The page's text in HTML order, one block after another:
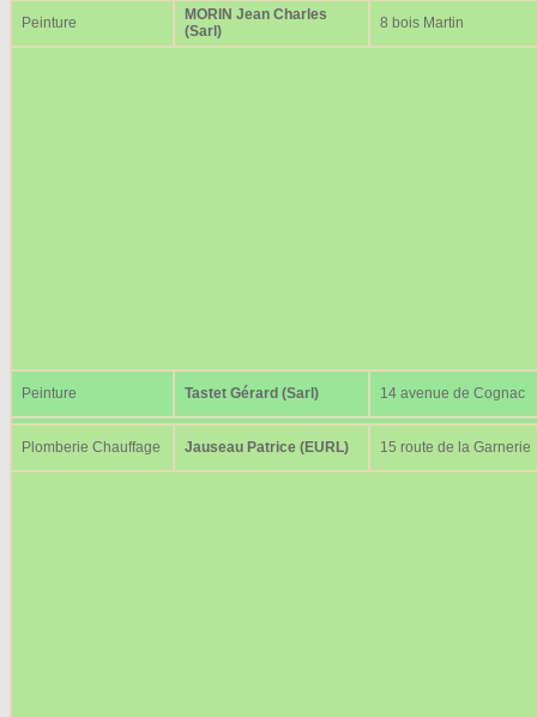
Peinture
MORIN Jean Charles
(Sarl)
8 bois Martin
Peinture Tastet Gérard (Sarl) 14 avenue de Cognac
Plomberie Chauffage Jauseau Patrice (EURL) 15 route de la Garnerie